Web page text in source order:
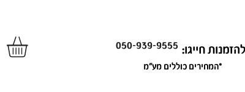
להזמנות חייגו: 050-939-9555
*המחירים כוללים מע"מ